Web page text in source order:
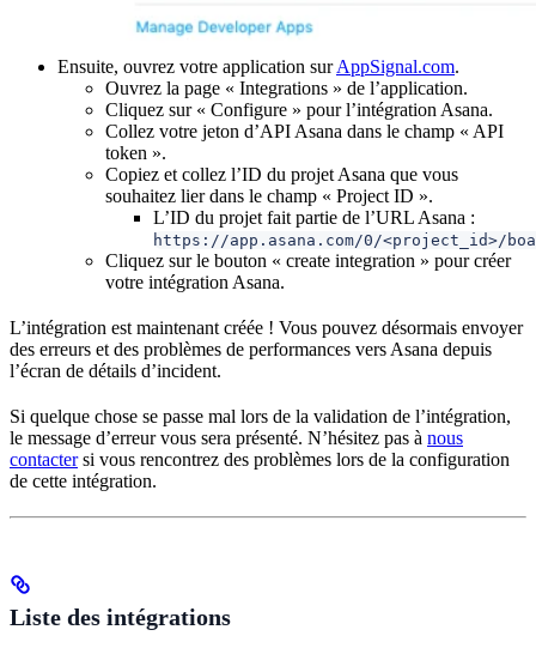
Ensuite, ouvrez votre application surAppSignal.com.
Ouvrez la page « Integrations » de l’application.
Cliquez sur « Configure » pour l’intégration Asana.
Collez votre jeton d’API Asana dans le champ « API
token ».
Copiez et collez l’ID du projet Asana que vous
souhaitez lier dans le champ « Project ID ».
L’ID du projet fait partie de l’URL Asana :
https://app.asana.com/0/<project_id>/
Cliquez sur le bouton « create integration » pour créer
votre intégration Asana.
L’intégration est maintenant créée ! Vous pouvez désormais envoyer
des erreurs et des problèmes de performances vers Asana depuis
l’écran de détails d’incident.
Si quelque chose se passe mal lors de la validation de l’intégration,
le message d’erreur vous sera présenté. N’hésitez pas à nous
contactersi vous rencontrez des problèmes lors de la configuration
de cette intégration.
Liste des intégrations